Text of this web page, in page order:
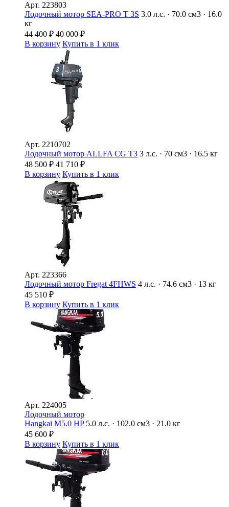
Арт. 223803
Лодочный мотор SEA-PRO Т 3S 3.0 л.с. · 70.0 см3 · 16.0
кг
44 400 ₽ 40 000 ₽
В корзину Купить в 1 клик
Арт. 2210702
Лодочный мотор ALLFA CG T3 3 л.с. · 70 см3 · 16.5 кг
48 500 ₽ 41 710 ₽
В корзину Купить в 1 клик
Арт. 223366
Лодочный мотор Fregat 4FHWS 4 л.с. · 74.6 см3 · 13 кг
45 510 ₽
В корзину Купить в 1 клик
Арт. 224005
Лодочный мотор
Hangkai M5.0 HP 5.0 л.с. · 102.0 см3 · 21.0 кг
45 600 ₽
В корзину Купить в 1 клик